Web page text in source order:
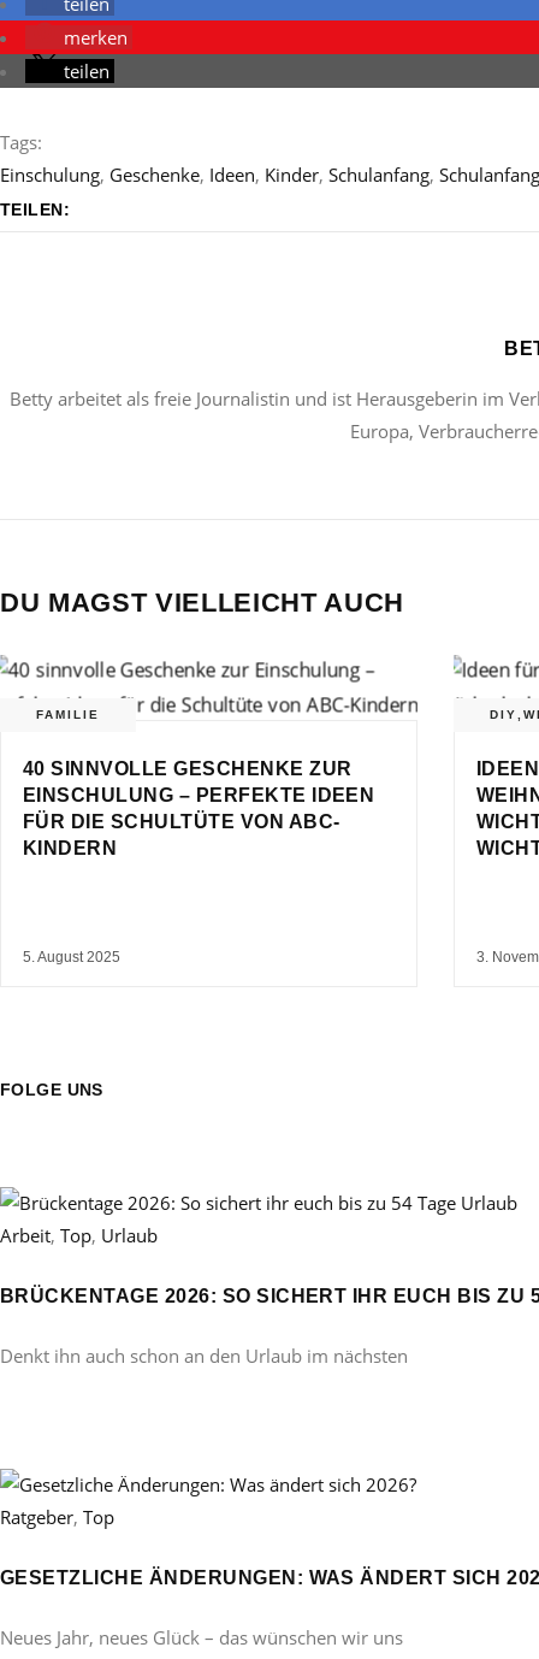
merken
teilen
Tags:
Einschulung, Geschenke, Ideen, Kinder, Schulanfang,
TEILEN:
Betty arbeitet als freie Journalistin und ist Herausgeberin im
Europa,
DU MAGST VIELLEICHT AUCH
FAMILIE
40 SINNVOLLE GESCHENKE ZUR
EINSCHULUNG – PERFEKTE IDEEN
FÜR DIE SCHULTÜTE VON ABC-
KINDERN
5. August 2025
DIY
3.
FOLGE UNS
Arbeit, Top, Urlaub
BRÜCKENTAGE 2026: SO SICHERT IHR EUCH BIS ZU
Denkt ihn auch schon an den Urlaub im nächsten
Ratgeber, Top
GESETZLICHE ÄNDERUNGEN: WAS ÄNDERT SICH
Neues Jahr, neues Glück – das wünschen wir uns